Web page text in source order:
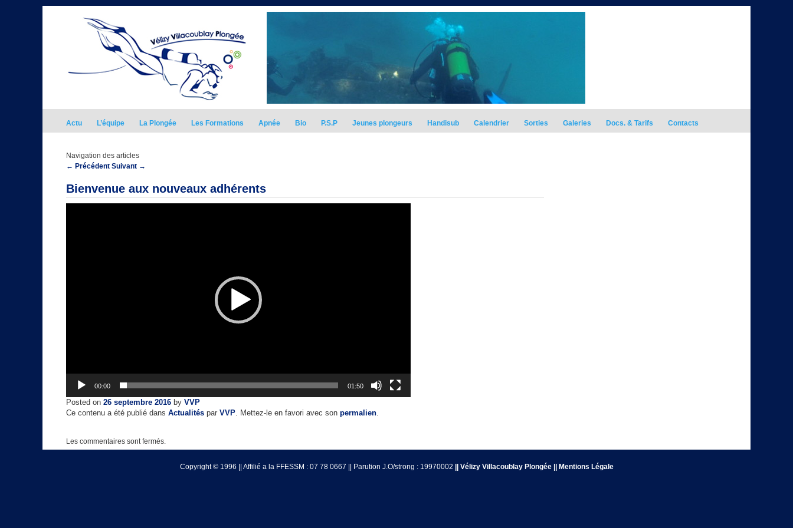
Actu L’équipe La Plongée Les Formations Apnée Bio P.S.P Jeunes plongeurs Handisub Calendrier Sorties Galeries Docs. & Tarifs Contacts
Navigation des articles
← Précédent Suivant →
Bienvenue aux nouveaux adhérents
00:00 01:50
Posted on 26 septembre 2016 by VVP
Ce contenu a été publié dans Actualités par VVP . Mettez-le en favori avec son permalien
Les commentaires sont fermés.
Copyright © 1996 || Affilié a la FFESSM : 07 78 0667 || Parution J.O/strong : 19970002 || Vélizy Villacoublay Plongée || Mentions Légale